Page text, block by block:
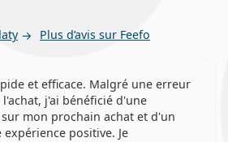
Plus d’avis sur Feefo
et efficace. Malgré une erreur
j'ai bénéficié d'une
mon prochain achat et d'un
positive. Je